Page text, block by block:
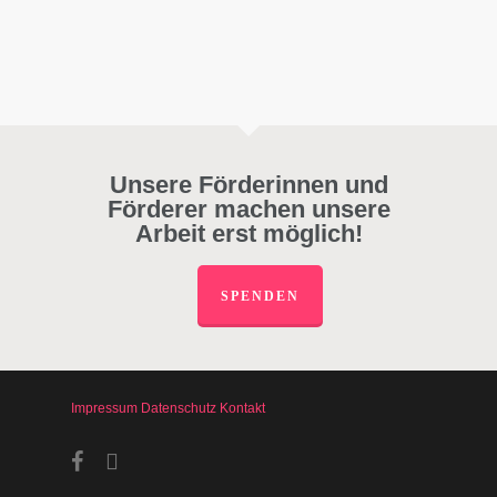
Unsere Förderinnen und
Förderer machen unsere
Arbeit erst möglich!
SPENDEN
Impressum Datenschutz Kontakt
facebookinstagram